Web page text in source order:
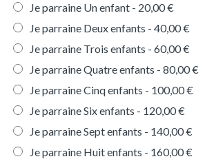
Je parraine Un enfant - 20,00 €
Je parraine Deux enfants - 40,00 €
Je parraine Trois enfants - 60,00 €
Je parraine Quatre enfants - 80,00 €
Je parraine Cinq enfants - 100,00 €
Je parraine Six enfants - 120,00 €
Je parraine Sept enfants - 140,00 €
Je parraine Huit enfants - 160,00 €